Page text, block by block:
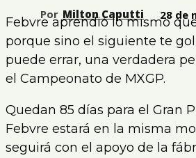
Por Milton Caputti 28 de
Febvre aprendió lo mismo
porque sino el siguiente te
puede errar, una verdadera
el Campeonato de MXGP.
Quedan 85 días para el Gran
Febvre estará en la misma
seguirá con el apoyo de la